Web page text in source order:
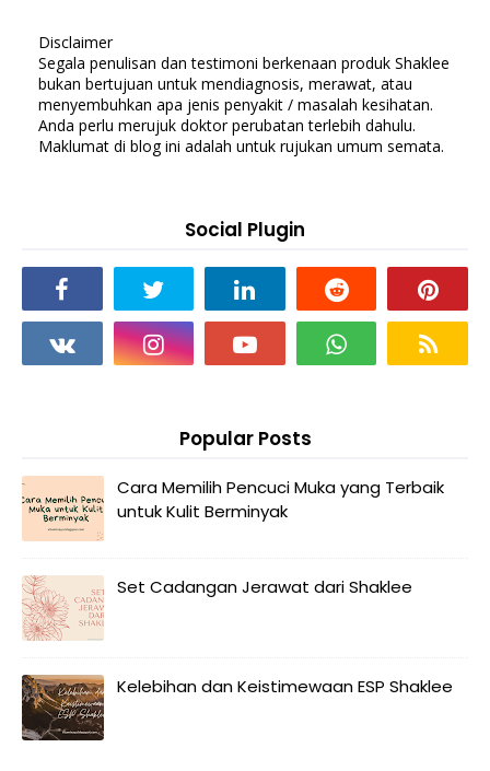
Disclaimer
Segala penulisan dan testimoni berkenaan produk Shaklee
bukan bertujuan untuk mendiagnosis, merawat, atau
menyembuhkan apa jenis penyakit / masalah kesihatan.
Anda perlu merujuk doktor perubatan terlebih dahulu.
Maklumat di blog ini adalah untuk rujukan umum semata.
Social Plugin
Popular Posts
Cara Memilih Pencuci Muka yang Terbaik
untuk Kulit Berminyak
Set Cadangan Jerawat dari Shaklee
Kelebihan dan Keistimewaan ESP Shaklee